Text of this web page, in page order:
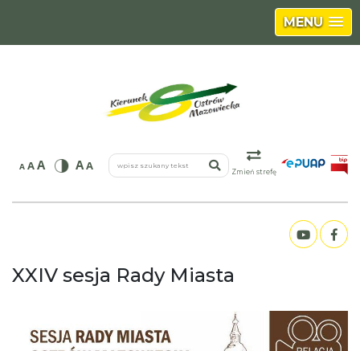
MENU
A AA AA wpisz szukany tekst
Zmień strefę
XXIV sesja Rady Miasta